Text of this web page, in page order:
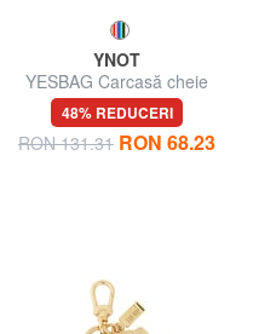
YNOT
YESBAG Carcasă cheie
48% REDUCERI
RON 131.31 RON 68.23